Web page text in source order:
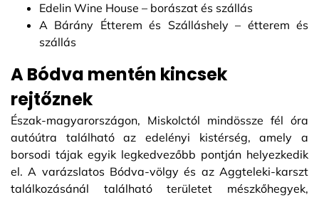
Edelin Wine House – borászat és szállás
A Bárány Étterem és Szálláshely – étterem és
szállás
A Bódva mentén kincsek
rejtőznek
Észak-magyarországon, Miskolctól mindössze fél óra
autóútra található az edelényi kistérség, amely a
borsodi tájak egyik legkedvezőbb pontján helyezkedik
el. A varázslatos Bódva-völgy és az Aggteleki-karszt
találkozásánál található területet mészkőhegyek,